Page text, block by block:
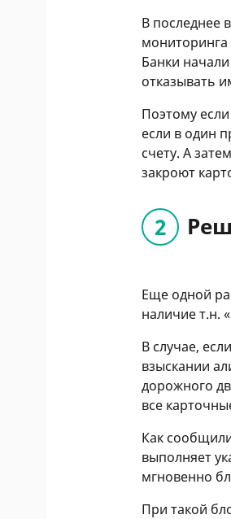
В последнее
Банки
отказывать
Поэтому
если в один
счету. А
закроют
Еще одной
наличие т.н.
В случае,
взыскании
дорожного
все
Как
выполняет
мгновенно
При такой